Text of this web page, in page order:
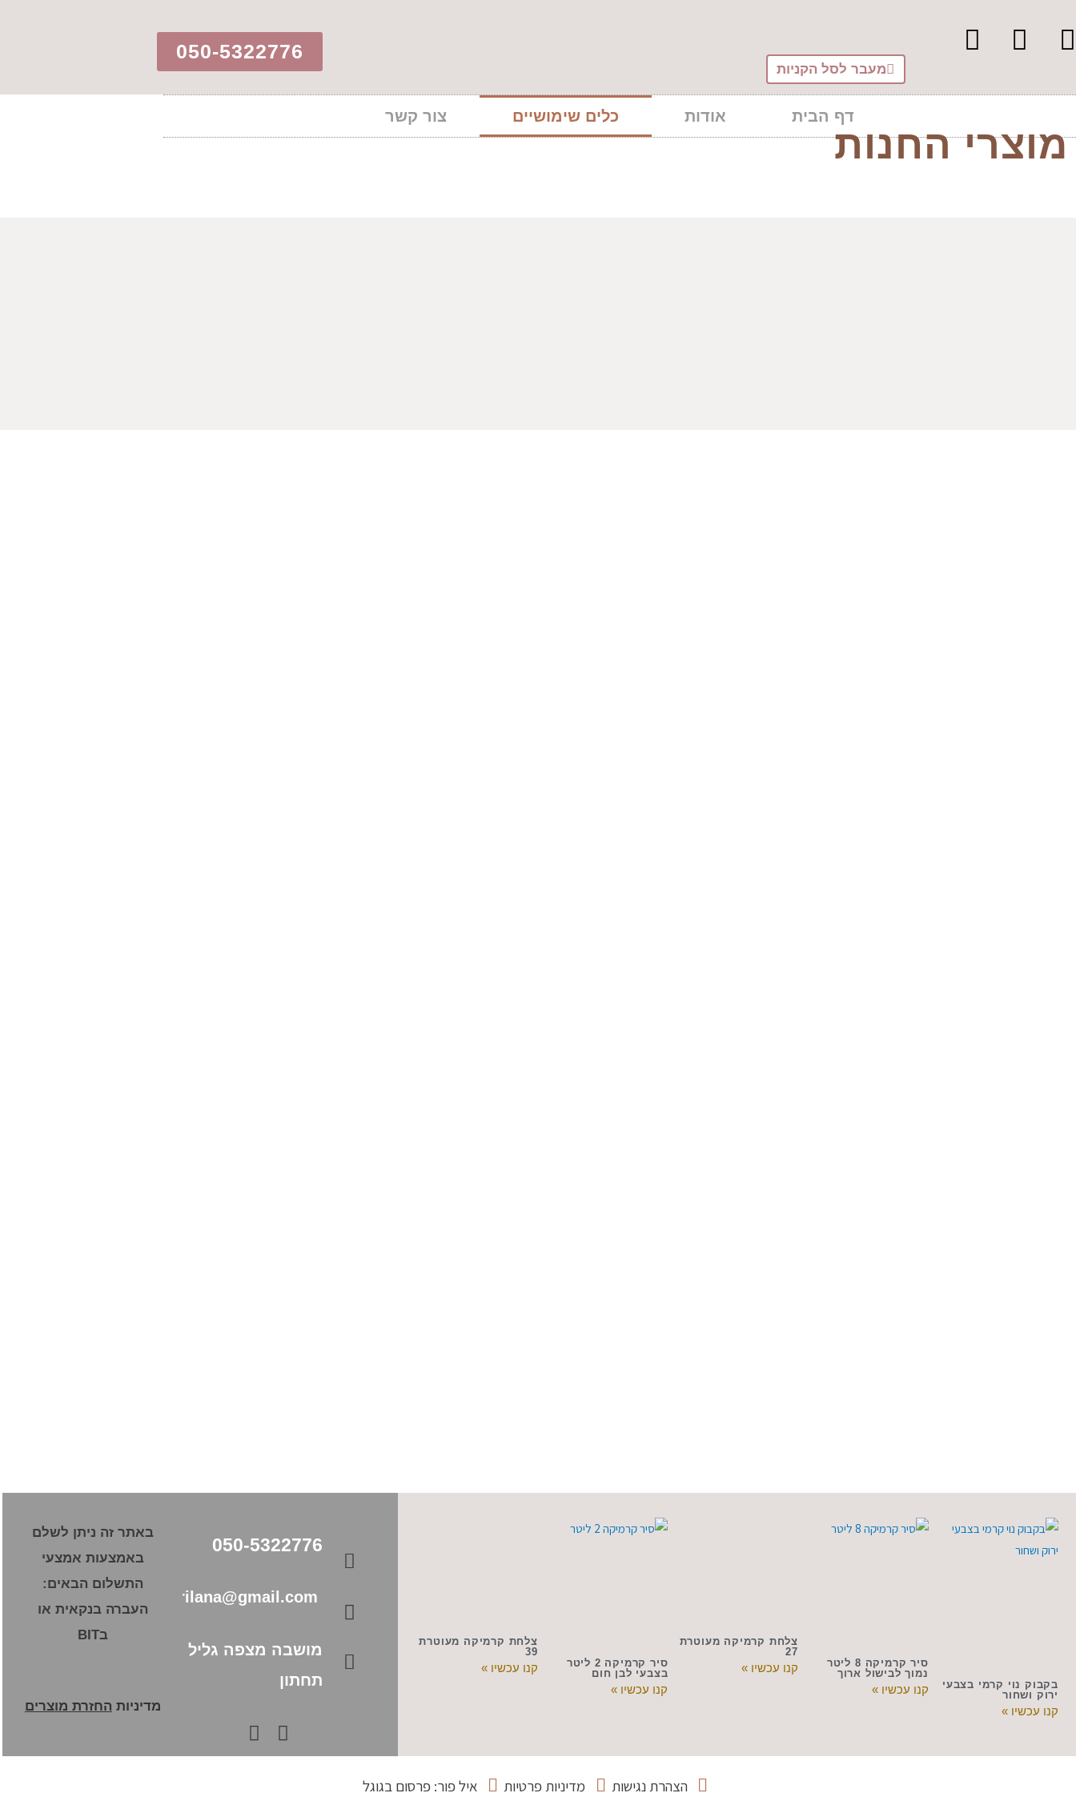
לתוכן
מעבר לסל הקניות
050-5322776​
דף הבית אודות כלים שימושיים צור קשר
מוצרי החנות
בקבוק נוי קרמי בצבעי
ירוק ושחור
קנו עכשיו »
סיר קרמיקה 8 ליטר
נמוך לבישול ארוך
קנו עכשיו »
צלחת קרמיקה מעוטרת
27
קנו עכשיו »
סיר קרמיקה 2 ליטר
בצבעי לבן חום
קנו עכשיו »
צלחת קרמיקה מעוטרת
39
קנו עכשיו »
050-5322776
מושבה מצפה גליל
תחתון
באתר זה ניתן לשלם
באמצעות אמצעי
התשלום הבאים:
העברה בנקאית או
בBIT
מדיניות החזרת מוצרים
הצהרת נגישות מדיניות פרטיות איל פור: פרסום בגוגל